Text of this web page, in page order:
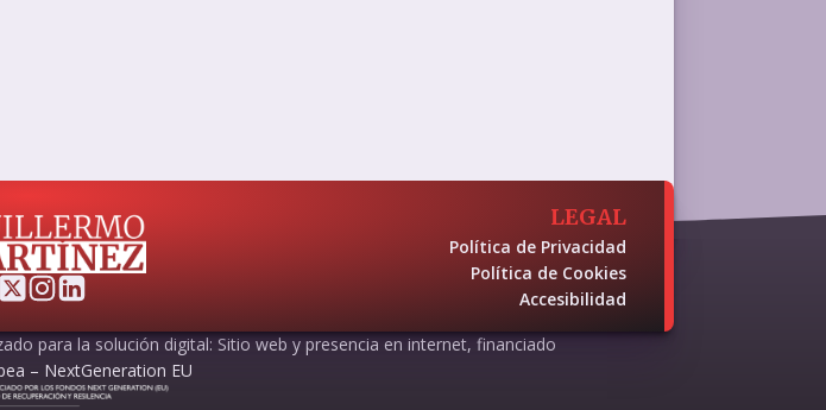
LEGAL
Política de Privacidad
Política de Cookies
Accesibilidad
para la solución digital: Sitio web y presencia en internet, financiado
– NextGeneration EU